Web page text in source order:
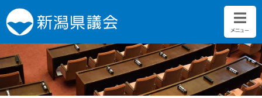
ー
ジ
の
先
頭
で
す。
ニ
ュ
ー
を
飛
ば
し